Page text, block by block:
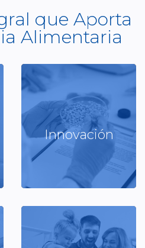
que Aporta
Alimentaria
Innovación
Investigación y Desarrollo